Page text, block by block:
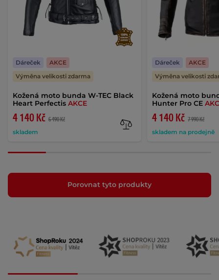
Kožená moto bunda W-TEC Black
Heart Perfectis AKCE
4 140 Kč 6 490 Kč
skladem
Dáreček
AKCE
Výměna velikosti zdarma
Kožená moto
Hunter Pro CE
4 140 Kč 7 990 Kč
skladem na prodejně
Dáreček
AKCE
Výměna velikosti
Porovnat tyto produkty